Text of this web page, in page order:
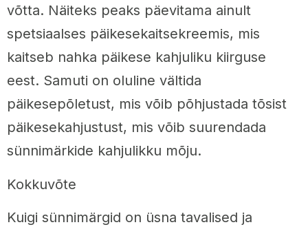
võtta. Näiteks peaks päevitama ainult
spetsiaalses päikesekaitsekreemis, mis
kaitseb nahka päikese kahjuliku kiirguse
eest. Samuti on oluline vältida
päikesepõletust, mis võib põhjustada tõsist
päikesekahjustust, mis võib suurendada
sünnimärkide kahjulikku mõju.
Kokkuvõte
Kuigi sünnimärgid on üsna tavalised ja